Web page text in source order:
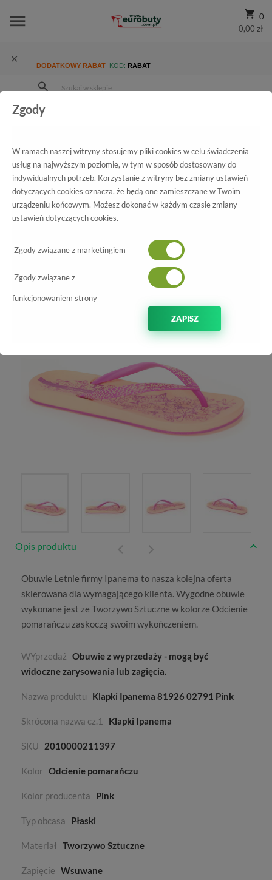
0
0,00 zł
DODATKOWY RABAT KOD: RABAT
Damskie
Klapki Klapki Ipanema 81926 02791 Pink
Wszystkie produkty
Klapki Ipanema
Opis produktu
Obuwie Letnie firmy Ipanema to nasza kolejna oferta
skierowana dla wymagającego klienta. Wygodne obuwie
wykonane jest ze Tworzywo Sztuczne w kolorze Odcienie
pomarańczu zaskoczą swoim wykończeniem.
WYprzedaż Obuwie z wyprzedaży - mogą być
widoczne zarysowania lub zagięcia.
Nazwa produktu Klapki Ipanema 81926 02791 Pink
Skrócona nazwa cz.1 Klapki Ipanema
SKU 2010000211397
Kolor Odcienie pomarańczu
Kolor producenta Pink
Typ obcasa Płaski
Materiał Tworzywo Sztuczne
Zapięcie Wsuwane
Zgody
W ramach naszej witryny stosujemy pliki cookies w celu świadczenia
usług na najwyższym poziomie, w tym w sposób dostosowany do
indywidualnych potrzeb. Korzystanie z witryny bez zmiany ustawień
dotyczących cookies oznacza, że będą one zamieszczane w Twoim
urządzeniu końcowym. Możesz dokonać w każdym czasie zmiany
ustawień dotyczących cookies.
Zgody związane z marketingiem
Zgody związane z
funkcjonowaniem strony
ZAPISZ